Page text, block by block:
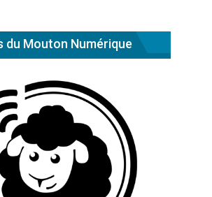
du Mouton Numérique